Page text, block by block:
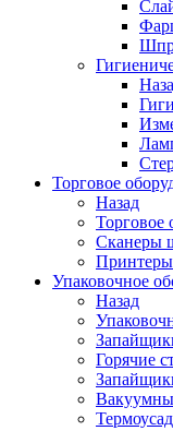
Торговое
Назад
Торговое
Сканеры
Принтеры
Упаковочное
Назад
Горячие